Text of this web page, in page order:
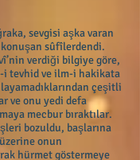
sevgisi aşka varan
sûfîlerdendi.
verdiği bilgiye göre,
i tevhid ve ilm-i hakikata
çeşitli
ve onu yedi defa
mecbur bıraktılar.
bozuldu, başlarına
onun
hürmet göstermeye